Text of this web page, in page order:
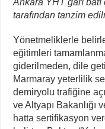
Ankara YHT garı batı
tarafından tanzim
Yönetmeliklerle
eğitimleri
giderilmeden, dile
Marmaray yeterlilik
demiryolu trafiğine
ve Altyapı Bakanlığı
hatta sertifikasyon